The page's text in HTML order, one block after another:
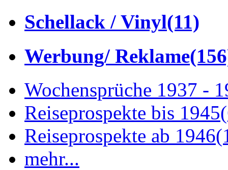
Schellack / Vinyl(11)
Werbung/ Reklame
Wochensprüche 1937 -
Reiseprospekte bis 1945
Reiseprospekte ab 1946
mehr...